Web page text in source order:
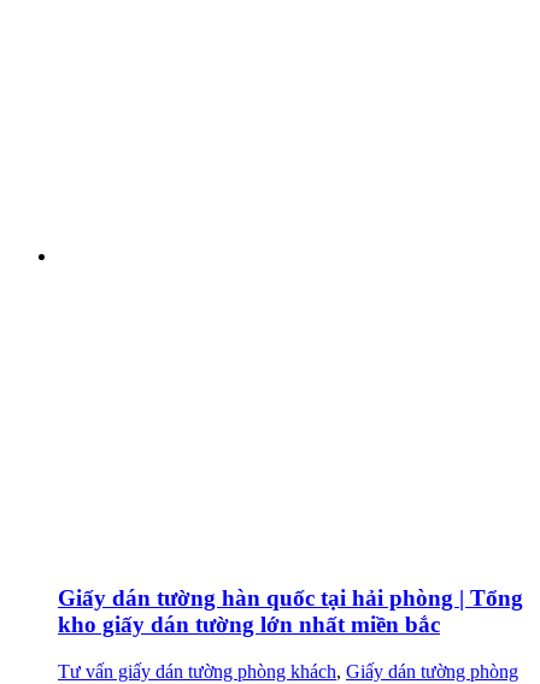
Giấy dán tường hàn quốc tại hải phòng | Tổng
kho giấy dán tường lớn nhất miền bắc
Tư vấn giấy dán tường phòng khách, Giấy dán tường phòng